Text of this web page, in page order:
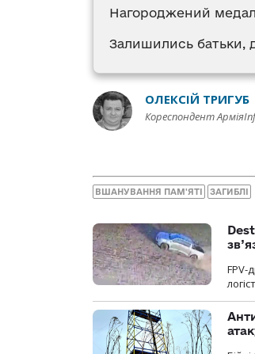
Нагороджений
Залишились батьки,
ОЛЕКСІЙ ТРИГУБ
Кореспондент
ВШАНУВАННЯ ПАМ'ЯТІ ЗАГИБЛІ
FPV-